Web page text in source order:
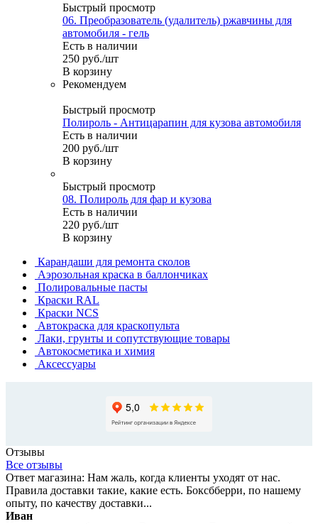
Быстрый просмотр
06. Преобразователь (удалитель) ржавчины для
автомобиля - гель
Есть в наличии
250 руб./шт
В корзину
Рекомендуем
Быстрый просмотр
Полироль - Антицарапин для кузова автомобиля
Есть в наличии
200 руб./шт
В корзину
Быстрый просмотр
08. Полироль для фар и кузова
Есть в наличии
220 руб./шт
В корзину
Карандаши для ремонта сколов
Аэрозольная краска в баллончиках
Полировальные пасты
Краски RAL
Краски NCS
Автокраска для краскопульта
Лаки, грунты и сопутствующие товары
Автокосметика и химия
Аксессуары
Отзывы
Все отзывы
Ответ магазина: Нам жаль, когда клиенты уходят от нас.
Правила доставки такие, какие есть. Боксбберри, по нашему
опыту, по качеству доставки...
Иван